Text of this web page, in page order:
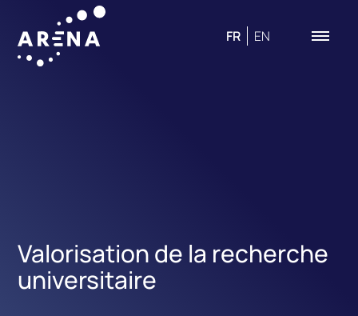
FR EN
Valorisation de la recherche
universitaire